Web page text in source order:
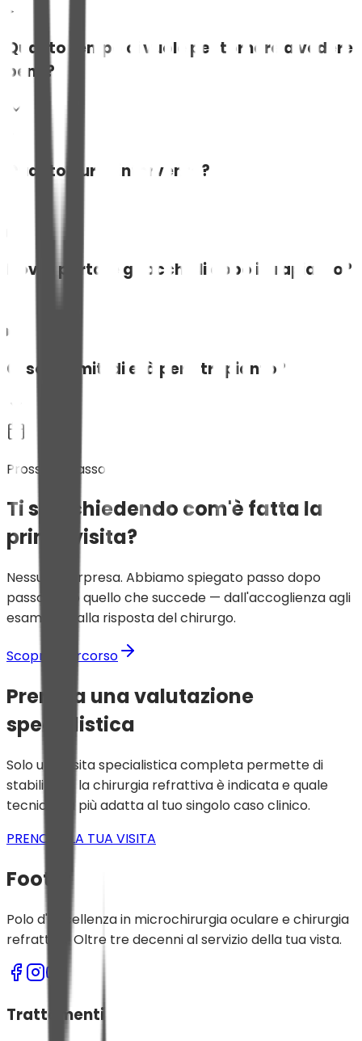
Quanto tempo ci vuole per tornare a vedere
bene?
Quanto dura l'intervento?
Dovrò portare gli occhiali dopo il trapianto?
Ci sono limiti di età per il trapianto?
Prossimo passo
Ti stai chiedendo com'è fatta la
prima visita?
Nessuna sorpresa. Abbiamo spiegato passo dopo
passo tutto quello che succede — dall'accoglienza agli
esami, fino alla risposta del chirurgo.
Scopri il percorso
Prenota una valutazione
specialistica
Solo una visita specialistica completa permette di
stabilire se la chirurgia refrattiva è indicata e quale
tecnica sia più adatta al tuo singolo caso clinico.
PRENOTA LA TUA VISITA
Footer
Polo d'eccellenza in microchirurgia oculare e chirurgia
refrattiva. Oltre tre decenni al servizio della tua vista.
Trattamenti